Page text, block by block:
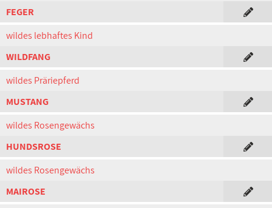
FEGER
wildes lebhaftes Kind
WILDFANG
wildes Präriepferd
MUSTANG
wildes Rosengewächs
HUNDSROSE
wildes Rosengewächs
MAIROSE